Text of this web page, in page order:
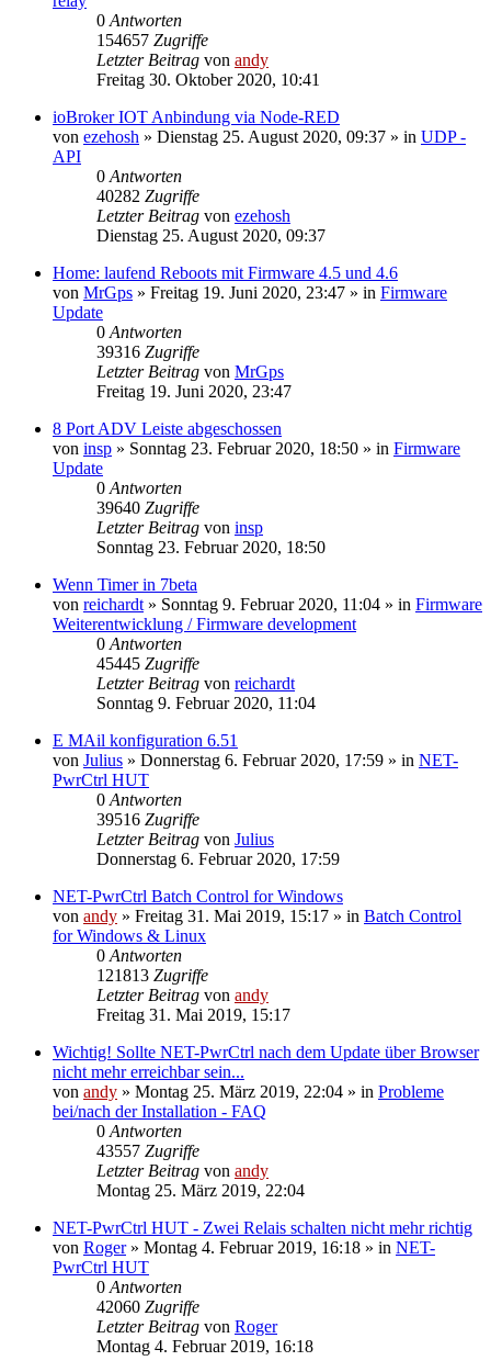
0 Antworten
154657 Zugriffe
Letzter Beitrag von andy
Freitag 30. Oktober 2020, 10:41
ioBroker IOT Anbindung via Node-RED
von ezehosh » Dienstag 25. August 2020, 09:37 » in UDP -
API
0 Antworten
40282 Zugriffe
Letzter Beitrag von ezehosh
Dienstag 25. August 2020, 09:37
Home: laufend Reboots mit Firmware 4.5 und 4.6
von MrGps » Freitag 19. Juni 2020, 23:47 » in Firmware
Update
0 Antworten
39316 Zugriffe
Letzter Beitrag von MrGps
Freitag 19. Juni 2020, 23:47
8 Port ADV Leiste abgeschossen
von insp » Sonntag 23. Februar 2020, 18:50 » in Firmware
Update
0 Antworten
39640 Zugriffe
Letzter Beitrag von insp
Sonntag 23. Februar 2020, 18:50
Wenn Timer in 7beta
von reichardt » Sonntag 9. Februar 2020, 11:04 » in Firmware
Weiterentwicklung / Firmware development
0 Antworten
45445 Zugriffe
Letzter Beitrag von reichardt
Sonntag 9. Februar 2020, 11:04
E MAil konfiguration 6.51
von Julius » Donnerstag 6. Februar 2020, 17:59 » in NET-
PwrCtrl HUT
0 Antworten
39516 Zugriffe
Letzter Beitrag von Julius
Donnerstag 6. Februar 2020, 17:59
NET-PwrCtrl Batch Control for Windows
von andy » Freitag 31. Mai 2019, 15:17 » in Batch Control
for Windows & Linux
0 Antworten
121813 Zugriffe
Letzter Beitrag von andy
Freitag 31. Mai 2019, 15:17
Wichtig! Sollte NET-PwrCtrl nach dem Update über Browser
nicht mehr erreichbar sein...
von andy » Montag 25. März 2019, 22:04 » in Probleme
bei/nach der Installation - FAQ
0 Antworten
43557 Zugriffe
Letzter Beitrag von andy
Montag 25. März 2019, 22:04
NET-PwrCtrl HUT - Zwei Relais schalten nicht mehr richtig
von Roger» Montag 4. Februar 2019, 16:18 » in NET-
PwrCtrl HUT
0 Antworten
42060 Zugriffe
Letzter Beitrag von Roger
Montag 4. Februar 2019, 16:18